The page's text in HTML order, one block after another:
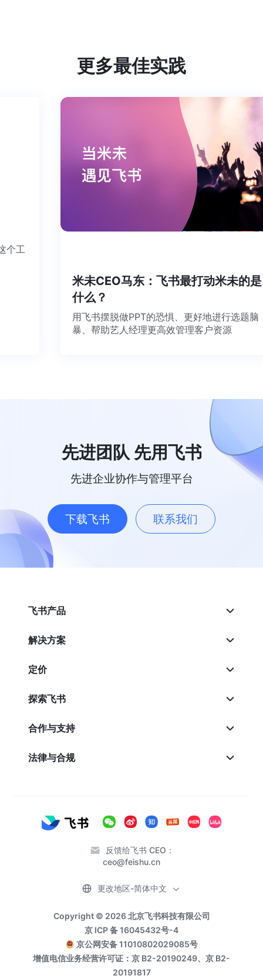
更多最佳实践
个工
米未CEO马东：飞书最打动米未的
什么？
用飞书摆脱做PPT的恐惧、更好地进行选题
暴、帮助艺人经理更高效管理客户资源
先进团队 先用飞书
先进企业协作与管理平台
下载飞书 联系我们
飞书产品
解决方案
定价
探索飞书
合作与支持
法律与合规
反馈给飞书 CEO：
ceo@feishu.cn
Copyright © 2026 北京飞书科技有限公司
京 ICP 备 16045432号-4
京公网安备 11010802029085号
增值电信业务经营许可证：京 B2-20190249、京 B2-
20191817
更改地区-简体中文